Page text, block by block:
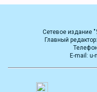
Сетевое издание
Главный
E-mail: